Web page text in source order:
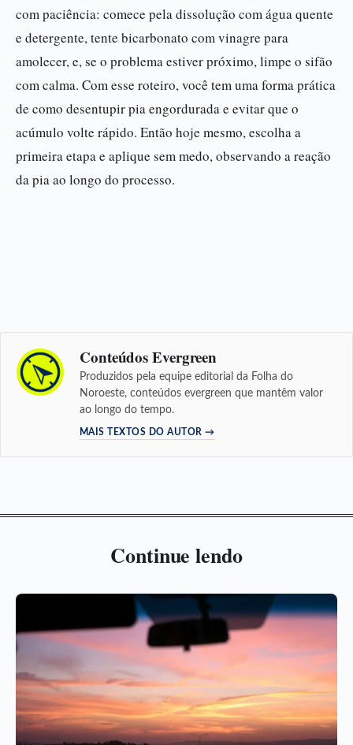
com paciência: comece pela dissolução com água quente
e detergente, tente bicarbonato com vinagre para
amolecer, e, se o problema estiver próximo, limpe o sifão
com calma. Com esse roteiro, você tem uma forma prática
de como desentupir pia engordurada e evitar que o
acúmulo volte rápido. Então hoje mesmo, escolha a
primeira etapa e aplique sem medo, observando a reação
da pia ao longo do processo.
Conteúdos Evergreen
Produzidos pela equipe editorial da Folha do
Noroeste, conteúdos evergreen que mantêm valor
ao longo do tempo.
MAIS TEXTOS DO AUTOR →
Continue lendo